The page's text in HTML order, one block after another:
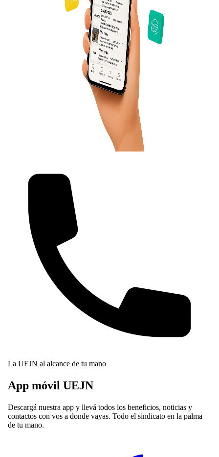
La UEJN al alcance de tu mano
App móvil UEJN
Descargá nuestra app y llevá todos los beneficios, noticias y
contactos con vos a donde vayas. Todo el sindicato en la palma
de tu mano.